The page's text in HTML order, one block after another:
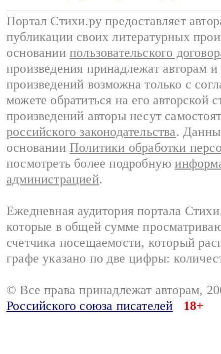
Портал Стихи.ру предоставляет
публикации своих литературных
основании пользовательского
произведения принадлежат авторам
произведений возможна только с
можете обратиться на его авторской
произведений авторы несут
российского законодательства.
основании Политики обработки
посмотреть более подробную
администрацией.
Ежедневная аудитория портала
которые в общей сумме
счетчика посещаемости, который
графе указано по две цифры:
© Все права принадлежат авторам,
Российского союза писателей
18+